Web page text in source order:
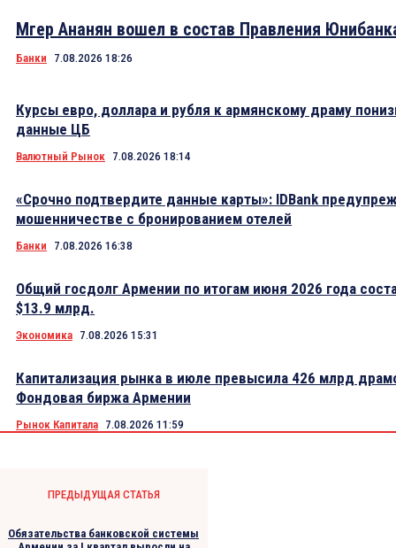
Мгер Ананян вошел в состав Правления
Банки 7.08.2026 18:26
Курсы евро, доллара и рубля к армянскому драму
данные ЦБ
Валютный Рынок 7.08.2026 18:14
«Срочно подтвердите данные карты»: IDBank
мошенничестве с бронированием отелей
Банки 7.08.2026 16:38
Общий госдолг Армении по итогам июня 2026 года
$13.9 млрд.
Экономика 7.08.2026 15:31
Капитализация рынка в июле превысила 426 млрд
Фондовая биржа Армении
Рынок Капитала 7.08.2026 11:59
ПРЕДЫДУЩАЯ СТАТЬЯ
Обязательства банковской системы